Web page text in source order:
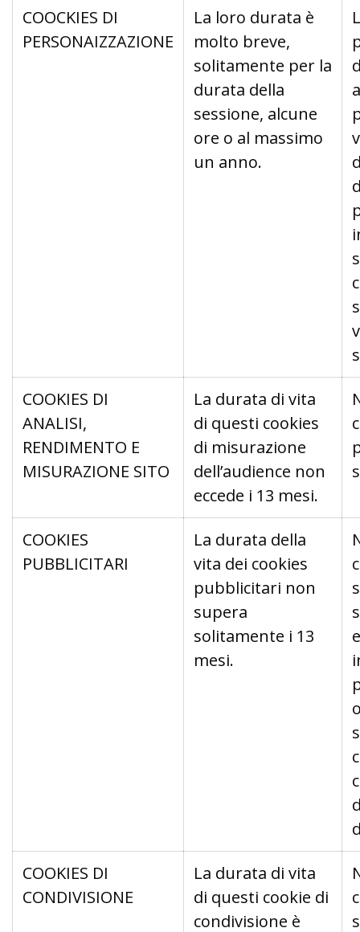
COOCKIES DI
PERSONAIZZAZIONE
La loro durata è
molto breve,
solitamente per la
durata della
sessione, alcune
ore o al massimo
un anno.
COOKIES DI
ANALISI,
RENDIMENTO E
MISURAZIONE SITO
La durata di vita
di questi cookies
di misurazione
dell’audience non
eccede i 13 mesi.
COOKIES
PUBBLICITARI
La durata della
vita dei cookies
pubblicitari non
supera
solitamente i 13
mesi.
COOKIES DI
CONDIVISIONE
La durata di vita
di questi cookie di
condivisione è